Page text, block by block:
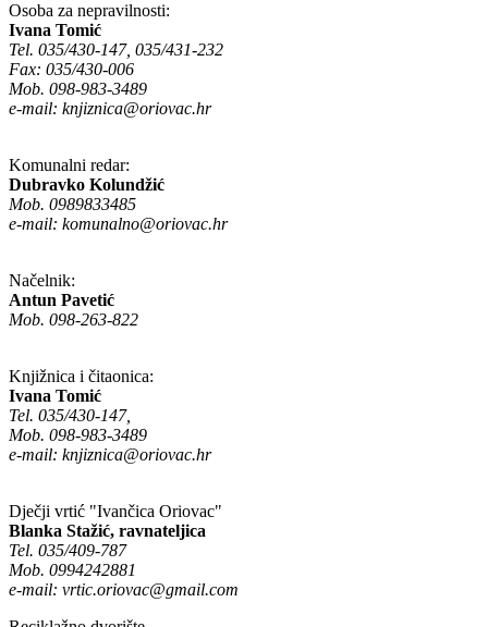
Osoba za nepravilnosti:
Ivana Tomić
Tel. 035/430-147, 035/431-232
Fax: 035/430-006
Mob. 098-983-3489
e-mail: knjiznica@oriovac.hr
Komunalni redar:
Dubravko Kolundžić
Mob. 0989833485
e-mail: komunalno@oriovac.hr
Načelnik:
Antun Pavetić
Mob. 098-263-822
Knjižnica i čitaonica:
Ivana Tomić
Tel. 035/430-147,
Mob. 098-983-3489
e-mail: knjiznica@oriovac.hr
Dječji vrtić "Ivančica Oriovac"
Blanka Stažić, ravnateljica
Tel. 035/409-787
Mob. 0994242881
e-mail: vrtic.oriovac@gmail.com